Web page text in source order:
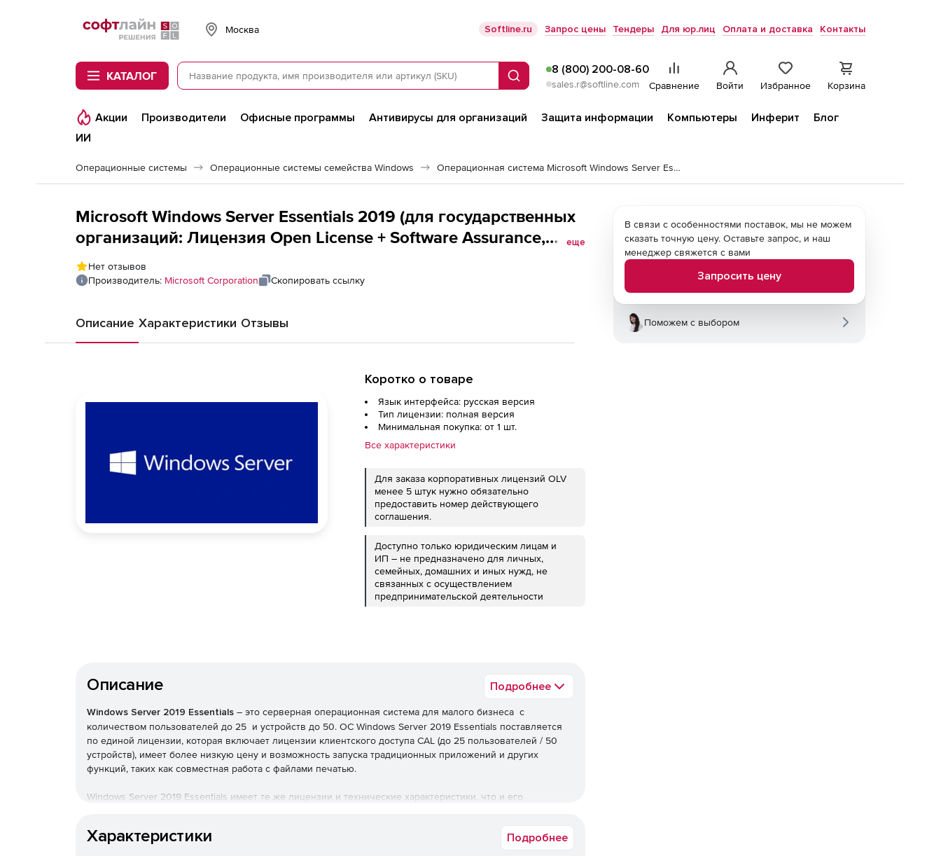
Softline
Москва Softline.ru Запрос цены Тендеры Для юр.лиц Оплата и доставка Контакты
КАТАЛОГ Поиск
8 (800) 200-08-60
sales.r@softline.com Сравнение Войти Избранное Корзина
Акции Производители Офисные программы Антивирусы для организаций Защита информации Компьютеры Инферит
Блог
ИИ
Операционные системы Операционные системы семейства Windows Операционная система Microsoft Windows Server Essentials 2019
Microsoft Windows Server Essentials 2019 (для государственных
организаций: Лицензия Open License + Software Assurance,
LicSAPk), English Level B
еще
Нет отзывов
Производитель: Microsoft Corporation Скопировать ссылку
Описание Характеристики Отзывы
Коротко о товаре
Язык интерфейса: русская версия
Тип лицензии: полная версия
Минимальная покупка: от 1 шт.
Все характеристики
Для заказа корпоративных лицензий OLV
менее 5 штук нужно обязательно
предоставить номер действующего
соглашения.
Доступно только юридическим лицам и
ИП – не предназначено для личных,
семейных, домашних и иных нужд, не
связанных с осуществлением
предпринимательской деятельности
Описание Подробнее
Windows Server 2019 Essentials – это серверная операционная система для малого бизнеса с
количеством пользователей до 25 и устройств до 50. ОС Windows Server 2019 Essentials поставляется
по единой лицензии, которая включает лицензии клиентского доступа CAL (до 25 пользователей / 50
устройств), имеет более низкую цену и возможность запуска традиционных приложений и других
функций, таких как совместная работа с файлами печатью.
Windows Server 2019 Essentials имеет те же лицензии и технические характеристики, что и его
FSMO и не может иметь двусторонние отношения с другими доменами Active Directory.
Характеристики Подробнее
В связи с особенностями поставок, мы не можем
сказать точную цену. Оставьте запрос, и наш
менеджер свяжется с вами
Запросить цену
Поможем с выбором